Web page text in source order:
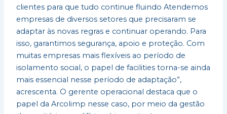
clientes para que tudo continue fluindo Atendemos
empresas de diversos setores que precisaram se
adaptar às novas regras e continuar operando. Para
isso, garantimos segurança, apoio e proteção. Com
muitas empresas mais flexíveis ao período de
isolamento social, o papel de facilities torna-se ainda
mais essencial nesse período de adaptação”,
acrescenta. O gerente operacional destaca que o
papel da Arcolimp nesse caso, por meio da gestão